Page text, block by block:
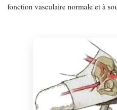
fonction vasculaire normale et à